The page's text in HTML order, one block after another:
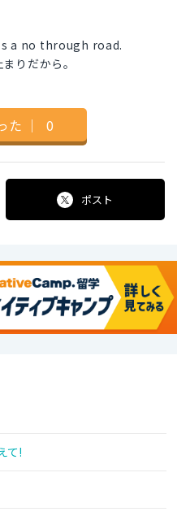
a no through road.
りだから。
た ｜ 0
ポスト
て!